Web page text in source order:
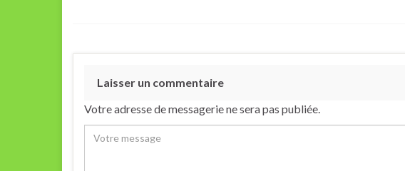
Laisser un commentaire
Votre adresse de messagerie ne sera pas publiée.